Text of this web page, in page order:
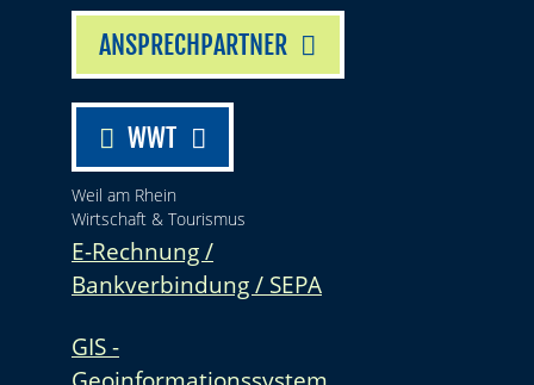
ANSPRECHPARTNER
WWT
Weil am Rhein
Wirtschaft & Tourismus
E-Rechnung /
Bankverbindung / SEPA
GIS -